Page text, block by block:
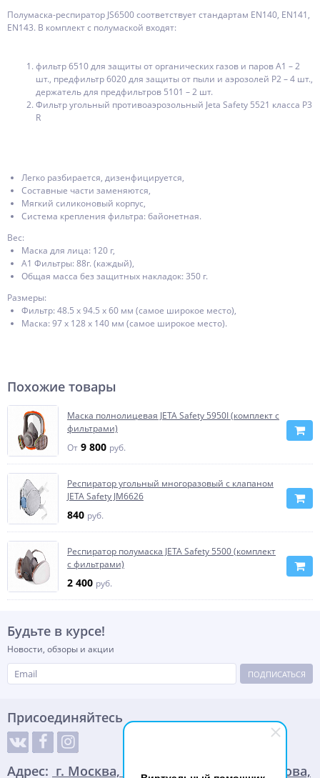
Полумаска-респиратор JS6500 соответствует стандартам EN140, EN141,
EN143. В комплект с полумаской входят:
фильтр 6510 для защиты от органических газов и паров A1 – 2
шт., предфильтр 6020 для защиты от пыли и аэрозолей P2 – 4 шт.,
держатель для предфильтров 5101 – 2 шт.
Фильтр угольный противоаэрозольный Jeta Safety 5521 класса P3
R
Легко разбирается, дизенфицируется,
Составные части заменяются,
Мягкий силиконовый корпус,
Система крепления фильтра: байонетная.
Вес:
Маска для лица: 120 г,
A1 Фильтры: 88г. (каждый),
Общая масса без защитных накладок: 350 г.
Размеры:
Фильтр: 48.5 x 94.5 x 60 мм (самое широкое место),
Маска: 97 x 128 x 140 мм (самое широкое место).
Похожие товары
Маска полнолицевая JETA Safety 5950I (комплект с
фильтрами)
От 9 800 руб.
Респиратор угольный многоразовый с клапаном
JETA Safety JM6626
840 руб.
Респиратор полумаска JETA Safety 5500 (комплект
с фильтрами)
2 400 руб.
Будьте в курсе!
Новости, обзоры и акции
ПОДПИСАТЬСЯ
Присоединяйтесь
Адрес: г. Москва, улица Адмирала Корнилова,